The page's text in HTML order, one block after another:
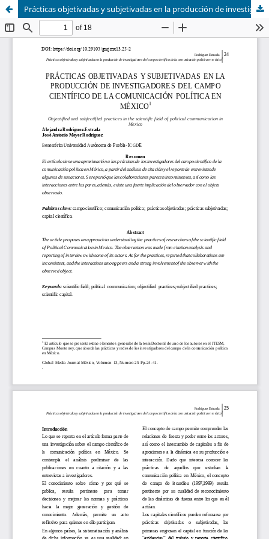
Prácticas objetivadas y subjetivadas en la producción de investigadores del campo científico de la comunicación política en México